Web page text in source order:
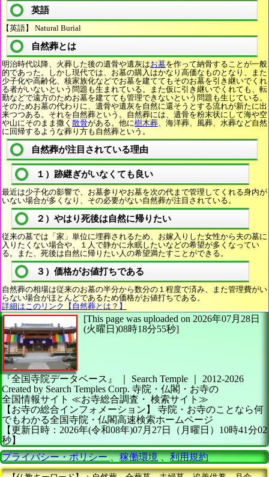
英語
【英語】 Natural Burial
自然葬とは
明治時代以降、火葬した後の遺骨や遺灰はお墓を作って納骨することが一般
的であった。しかし現代では、お墓の購入はかなり高価なものとなり、また
少子化や高齢化、核家族化などでお墓を建ててもそのお墓を引き継いでくれ
る者がいないという問題も生まれている。また仮に引き継いでくれても、転
勤などで遠方のためお墓を建てても管理できないという問題も生じている。
そのためお墓の代わりに、遺骨や遺灰を自然に還そうとする流れが新たに出
来つつある。それを自然葬という。自然葬には、遺骨を粉末状にして海や空
や山にそのまま撒く 散骨がある。他に樹木葬、海洋葬、風葬、水葬など自然
に回帰するような葬り方も自然葬という。
自然葬が注目されている理由
１）跡継ぎがいなくても良い
最近は少子化の影響で、お墓参りやお墓を次の代まで管理してくれる身内が
いない場合が多くなり、その必要がない自然葬が注目されている。
２）やはり死後は自然に帰りたい
従来の墓では「家」単位に埋葬されるため、お嫁入りした女性から夫の墓に
入りたくない場合や、１人で静かに永眠したいなどの希望が多くなってい
る。また、死後は自然に帰りたい人の希望満たすことができる。
３）価格がお値打ちである
自然葬の相場は従来のお墓の半分から数分の１程度で済み、また管理費がい
らない場合がほとんどであるため価格がお値打ちである。
詳細はこのリンク【自然葬とは？】
[This page was uploaded on 2026年07月28日
(火曜日)08時18分55秒]
『全国寺院データベース』 ｜ Search Temple
2012-2026
Created by Search Temples Corp. 寺院・仏閣・お寺の
全国情報サイト ≪お寺総合調査・ 検索サイト≫
【お寺の総合インフォメーション】
寺院・お寺のことなら何
でもわかる全国寺院・仏閣高速検索ホームページ
【更新日時：2026年(令和08年)07月27日（月曜日）10時41分02
秒】
プライバシー・ポリシー、稼働環境、利用規約